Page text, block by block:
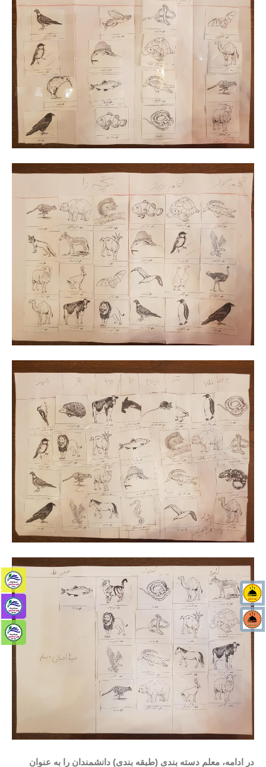
در ادامه، معلم دسته بندی (طبقه بندی) دانشمندان را به عنوان